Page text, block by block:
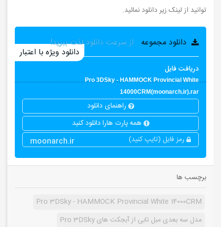
توانید از لینک زیر دانلود نمائید.
دانلود مجموعه از سرعت دانلود لذت ببرید!
دانلود ویژه با اعتبار
دریافت فایل
Pro 3DSky - HAMMOCK Provincial White
14000CRM(moonarch.ir).rar
راهنمای دانلود
همه پارت هارا دانلود کنید
رمز فایل (تایپ کنید)
moonarch.ir
برچسب ها
Pro 3DSky - HAMMOCK Provincial White 14000CRM
مدل سه بعدی مبل تابی از آبجکت های Pro 3DSky